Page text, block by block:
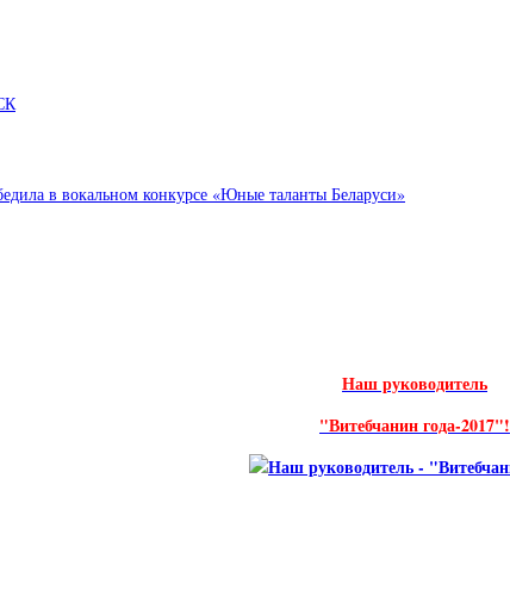
в вокальном конкурсе «Юные таланты Беларуси»
Наш руководитель
"Витебчанин года-2017"!